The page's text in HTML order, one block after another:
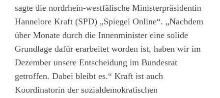
sagte die nordrhein-westfälische Ministerpräsidentin
Hannelore Kraft (SPD) „Spiegel Online“. „Nachdem
über Monate durch die Innenminister eine solide
Grundlage dafür erarbeitet worden ist, haben wir im
Dezember unsere Entscheidung im Bundesrat
getroffen. Dabei bleibt es.“ Kraft ist auch
Koordinatorin der sozialdemokratischen